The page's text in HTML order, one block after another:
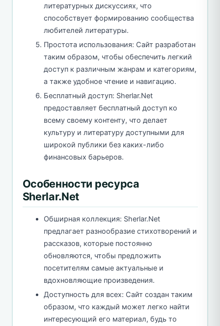
литературных дискуссиях, что
способствует формированию сообщества
любителей литературы.
Простота использования: Сайт разработан
таким образом, чтобы обеспечить легкий
доступ к различным жанрам и категориям,
а также удобное чтение и навигацию.
Бесплатный доступ: Sherlar.Net
предоставляет бесплатный доступ ко
всему своему контенту, что делает
культуру и литературу доступными для
широкой публики без каких-либо
финансовых барьеров.
Особенности ресурса
Sherlar.Net
Обширная коллекция: Sherlar.Net
предлагает разнообразие стихотворений и
рассказов, которые постоянно
обновляются, чтобы предложить
посетителям самые актуальные и
вдохновляющие произведения.
Доступность для всех: Сайт создан таким
образом, что каждый может легко найти
интересующий его материал, будь то